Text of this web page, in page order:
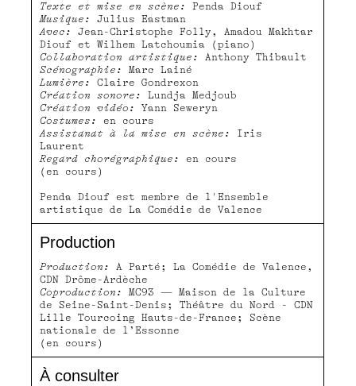
Texte et mise en scène: Penda Diouf
Musique:
Julius Eastman
Avec: Jean-Christophe Folly, Amadou Makhtar
Diouf et Wilhem Latchoumia (piano)
Collaboration artistique: Anthony Thibault
Scénographie:
Marc Lainé
Lumière: Claire Gondrexon
Création sonore: Lundja Medjoub
Création vidéo:
Yann Seweryn
Costumes:
en cours
Assistanat à la mise en scène:
Iris
Laurent
Regard chorégraphique:
en cours
(en cours)
Penda Diouf est membre de l'Ensemble
artistique de La Comédie de Valence
Production
Production: A Parté; La Comédie de Valence,
CDN Drôme-Ardèche
Coproduction: MC93 — Maison de la Culture
de Seine-Saint-Denis; Théâtre du Nord - CDN
Lille Tourcoing Hauts-de-France; Scène
nationale de l’Essonne
(en cours)
À consulter